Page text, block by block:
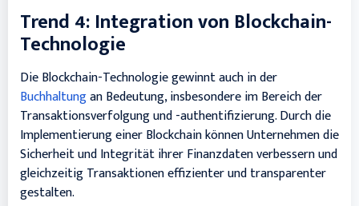
Trend 4: Integration von Blockchain-
Technologie
Die Blockchain-Technologie gewinnt auch in der
Buchhaltungan Bedeutung, insbesondere im Bereich der
Transaktionsverfolgung und -authentifizierung. Durch die
Implementierung einer Blockchain können Unternehmen die
Sicherheit und Integrität ihrer Finanzdaten verbessern und
gleichzeitig Transaktionen effizienter und transparenter
gestalten.